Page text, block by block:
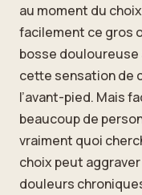
au moment du
facilement ce gros
bosse douloureuse
cette sensation de
l’avant-pied. Mais
beaucoup de
vraiment quoi
choix peut
douleurs